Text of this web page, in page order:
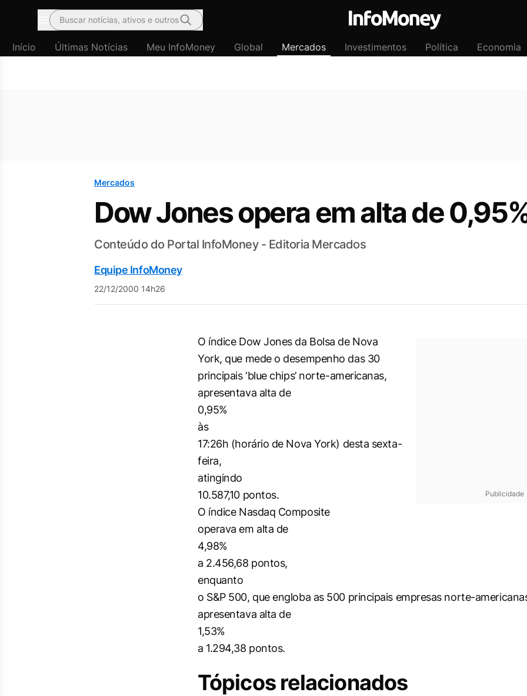
Menu
Buscar notícias, ativos e outros
Início Últimas Notícias Meu InfoMoney Global Mercados Investimentos Política Economia
Mercados
Dow Jones opera em alta de
Conteúdo do Portal InfoMoney - Editoria Mercados
Equipe InfoMoney
22/12/2000 14h26
Publicidade
O índice Dow Jones da Bolsa de Nova
York, que mede o desempenho das 30
principais ‘blue chips’ norte-americanas,
apresentava alta de
0,95%
às
17:26h (horário de Nova York) desta sexta-
feira,
atingindo
10.587,10 pontos.
O índice Nasdaq Composite
operava em alta de
4,98%
a 2.456,68 pontos,
enquanto
o S&P 500, que engloba as 500 principais empresas norte-
apresentava alta de
1,53%
a 1.294,38 pontos.
Tópicos relacionados